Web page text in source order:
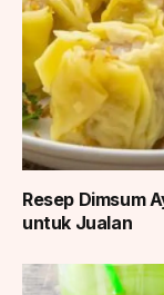
Resep Dimsum
untuk Jualan